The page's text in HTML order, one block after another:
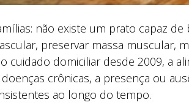
não existe um prato capaz
preservar massa muscular,
cuidado domiciliar desde 2009, a
crônicas, a presença ou
ao longo do tempo.